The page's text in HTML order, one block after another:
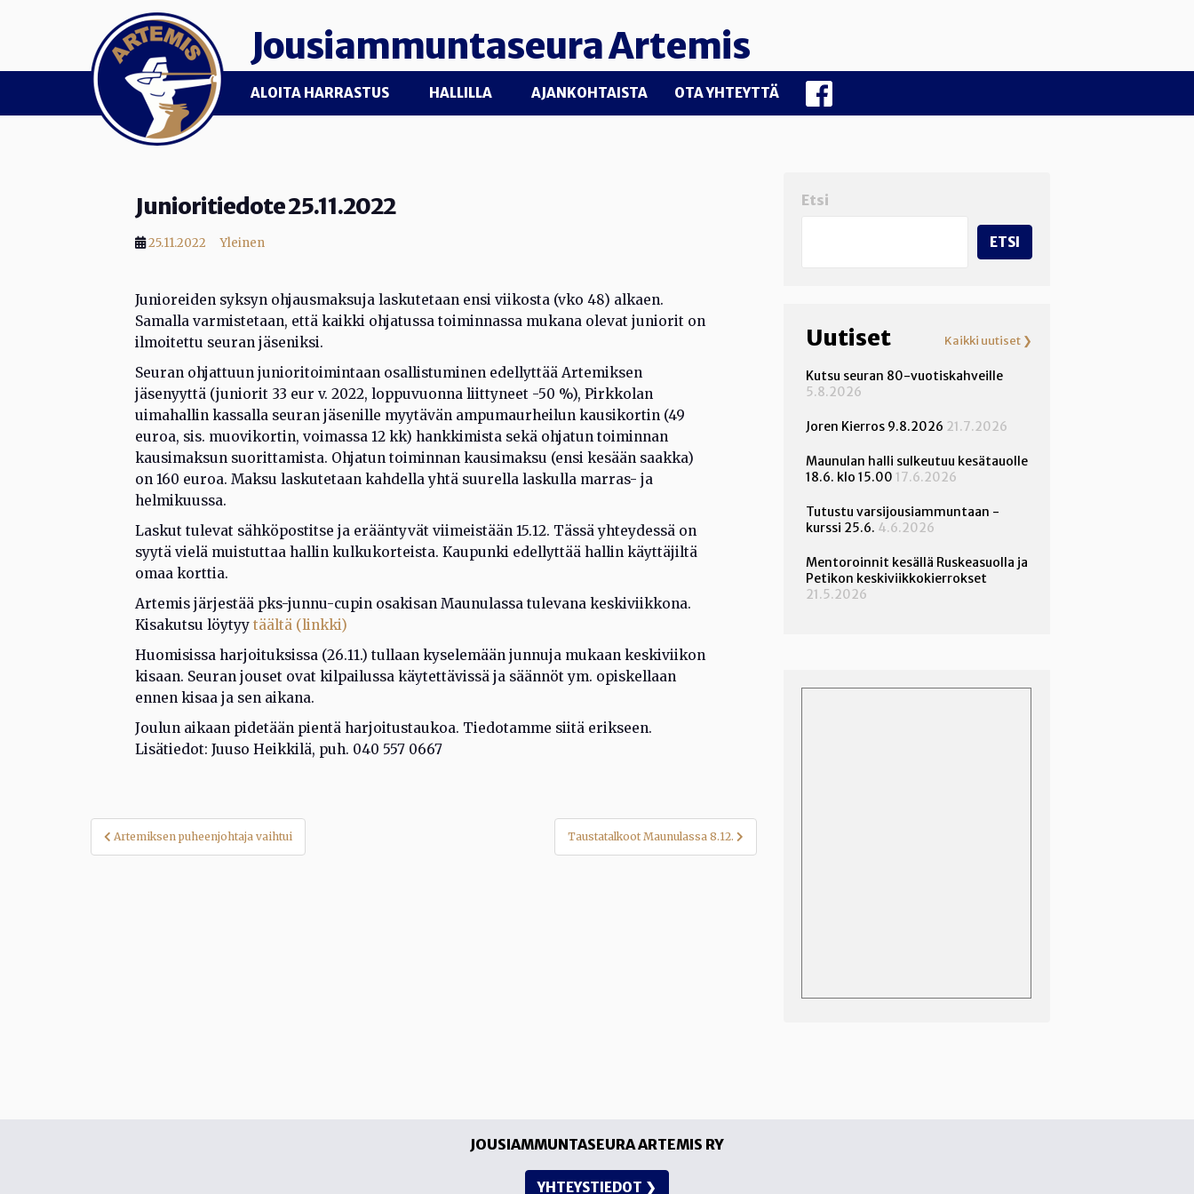
Jousiammuntaseura Artemis
ALOITA HARRASTUS HALLILLA AJANKOHTAISTA OTA YHTEYTTÄ
Junioritiedote 25.11.2022
25.11.2022 Yleinen
Junioreiden syksyn ohjausmaksuja laskutetaan ensi viikosta (vko 48) alkaen.
Samalla varmistetaan, että kaikki ohjatussa toiminnassa mukana olevat juniorit on
ilmoitettu seuran jäseniksi.
Seuran ohjattuun junioritoimintaan osallistuminen edellyttää Artemiksen
jäsenyyttä (juniorit 33 eur v. 2022, loppuvuonna liittyneet -50 %), Pirkkolan
uimahallin kassalla seuran jäsenille myytävän ampumaurheilun kausikortin (49
euroa, sis. muovikortin, voimassa 12 kk) hankkimista sekä ohjatun toiminnan
kausimaksun suorittamista. Ohjatun toiminnan kausimaksu (ensi kesään saakka)
on 160 euroa. Maksu laskutetaan kahdella yhtä suurella laskulla marras- ja
helmikuussa.
Laskut tulevat sähköpostitse ja erääntyvät viimeistään 15.12. Tässä yhteydessä on
syytä vielä muistuttaa hallin kulkukorteista. Kaupunki edellyttää hallin käyttäjiltä
omaa korttia.
Artemis järjestää pks-junnu-cupin osakisan Maunulassa tulevana keskiviikkona.
Kisakutsu löytyy täältä (linkki)
Huomisissa harjoituksissa (26.11.) tullaan kyselemään junnuja mukaan keskiviikon
kisaan. Seuran jouset ovat kilpailussa käytettävissä ja säännöt ym. opiskellaan
ennen kisaa ja sen aikana.
Joulun aikaan pidetään pientä harjoitustaukoa. Tiedotamme siitä erikseen.
Lisätiedot: Juuso Heikkilä, puh. 040 557 0667
Artikkelien
selaus
Artemiksen puheenjohtaja vaihtui Taustatalkoot Maunulassa 8.12.
Etsi
ETSI
Uutiset Kaikki uutiset ❯
Kutsu seuran 80-vuotiskahveille
5.8.2026
Joren Kierros 9.8.2026 21.7.2026
Maunulan halli sulkeutuu kesätauolle
18.6. klo 15.00 17.6.2026
Tutustu varsijousiammuntaan -
kurssi 25.6. 4.6.2026
Mentoroinnit kesällä Ruskeasuolla ja
Petikon keskiviikkokierrokset
21.5.2026
JOUSIAMMUNTASEURA ARTEMIS RY